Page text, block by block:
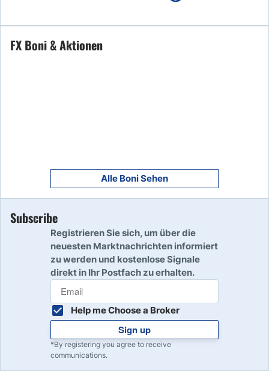
7
10
FX Boni & Aktionen
Alle Boni Sehen
Subscribe
Registrieren Sie sich, um über die
neuesten Marktnachrichten informiert
zu werden und kostenlose Signale
direkt in Ihr Postfach zu erhalten.
Help me Choose a Broker
Sign up
*By registering you agree to receive
communications.